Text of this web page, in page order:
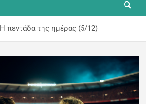
H πεντάδα της ημέρας (5/12)